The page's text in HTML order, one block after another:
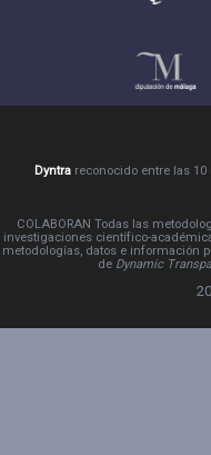
Dyntrareconocido entre las 10
COLABORAN Todas las
investigaciones científico-
metodologías, datos e información
de Dynamic